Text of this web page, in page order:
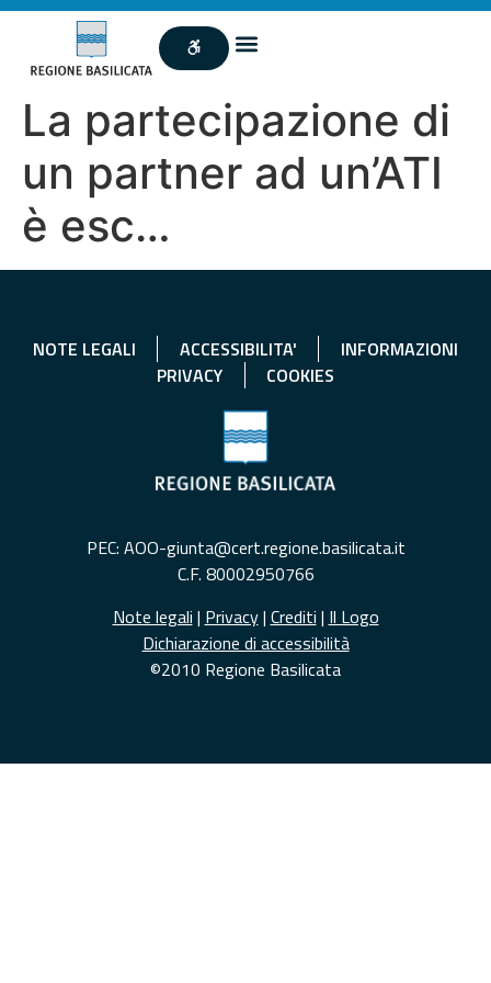
La partecipazione di
un partner ad un’ATI
è esc…
NOTE LEGALI ACCESSIBILITA'
INFORMAZIONI
PRIVACY
COOKIES
PEC: AOO-giunta@cert.regione.basilicata.it
C.F. 80002950766
Note legali | Privacy| Crediti | Il Logo
Dichiarazione di accessibilità
©2010 Regione Basilicata